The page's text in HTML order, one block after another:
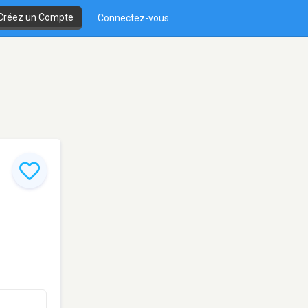
un Compte Connectez-vous